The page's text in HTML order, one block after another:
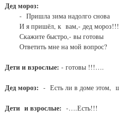
Дед мороз:
- Пришла зима надолго снова
И я пришёл, к вам,- дед мороз!!!
Скажите быстро,- вы готовы
Ответить мне на мой вопрос?
Дети и взрослые: - готовы !!!….
Дед мороз: - Есть ли в доме этом,
Дети и взрослые: -….Есть!!!